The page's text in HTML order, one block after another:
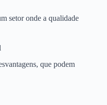
setor onde a qualidade
que podem